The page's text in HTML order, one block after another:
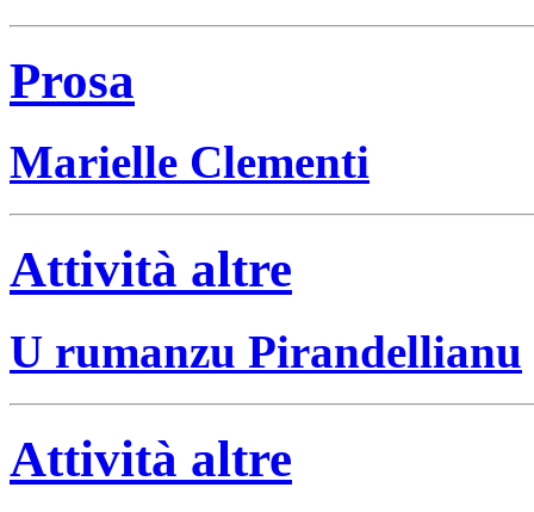
Prosa
Marielle Clementi
Attività altre
U rumanzu Pirandellianu
Attività altre